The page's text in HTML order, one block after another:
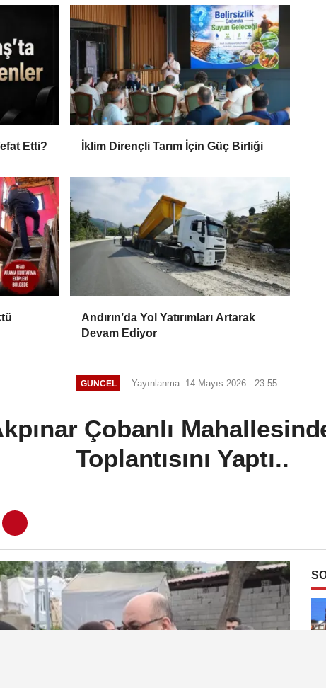
Etti? İklim Dirençli Tarım İçin Güç Birliği
Andırın’da Yol Yatırımları Artarak
Devam Ediyor
GÜNCEL Yayınlanma: 14 Mayıs 2026 - 23:55
Çobanlı
Toplantısını Yaptı..